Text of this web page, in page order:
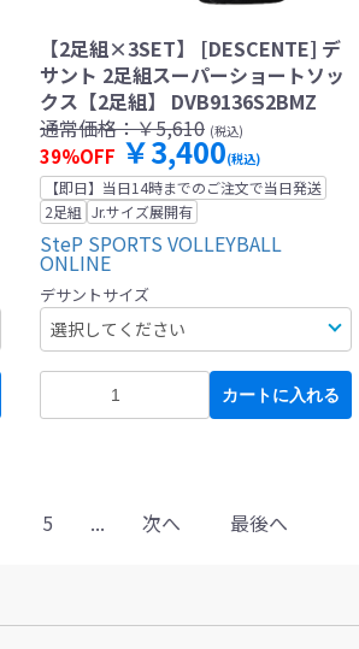
【2足組×3SET】 [DESCENTE] デ
サント 2足組スーパーショートソッ
クス【2足組】 DVB9136S2BMZ
通常価格：￥5,610 (税込)
39%OFF ￥3,400(税込)
【即日】当日14時までのご注文で当日発送
2足組 Jr.サイズ展開有
SteP SPORTS VOLLEYBALL
ONLINE
デサントサイズ
カートに入れる
5 ... 次へ 最後へ